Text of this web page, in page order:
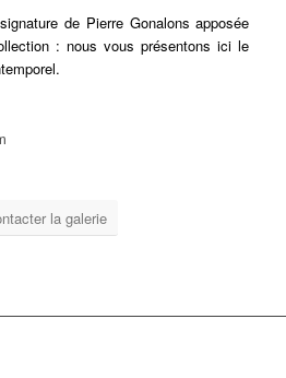
de Pierre Gonalons apposée
: nous vous présentons ici le
la galerie